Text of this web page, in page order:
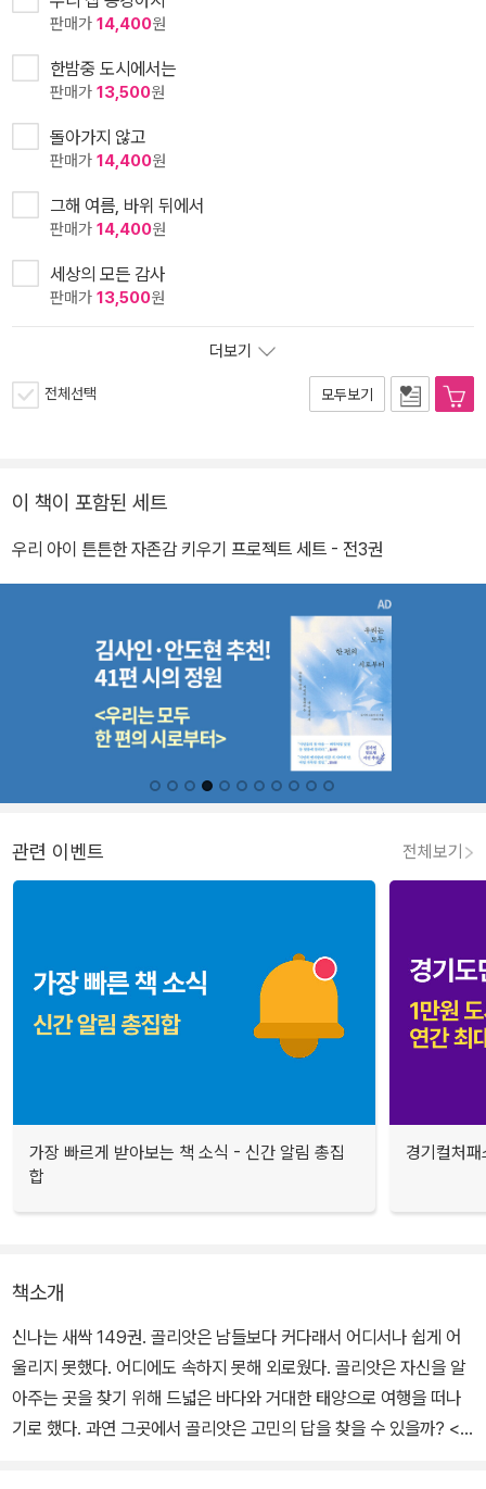
판매가 14,400원
한밤중 도시에서는
판매가 13,500원
돌아가지 않고
판매가 14,400원
그해 여름, 바위 뒤에서
판매가 14,400원
세상의 모든 감사
판매가 13,500원
더보기
전체선택 모두보기
이 책이 포함된 세트
우리 아이 튼튼한 자존감 키우기 프로젝트 세트 - 전3권
관련 이벤트 전체보기
가장 빠르게 받아보는 책 소식 - 신간 알림 총집
합
경기컬처
책소개
신나는 새싹 149권. 골리앗은 남들보다 커다래서 어디서나 쉽게 어
울리지 못했다. 어디에도 속하지 못해 외로웠다. 골리앗은 자신을 알
아주는 곳을 찾기 위해 드넓은 바다와 거대한 태양으로 여행을 떠나
기로 했다. 과연 그곳에서 골리앗은 고민의 답을 찾을 수 있을까? <